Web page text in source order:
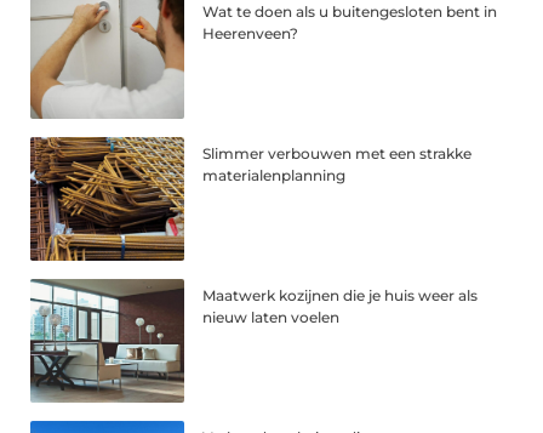
Wat te doen als u buitengesloten bent in
Heerenveen?
Slimmer verbouwen met een strakke
materialenplanning
Maatwerk kozijnen die je huis weer als
nieuw laten voelen